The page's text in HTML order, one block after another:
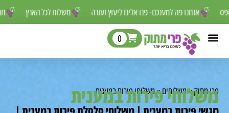
משלוח לכל הארץ אנחנו פה למענכם- פנו אלינו ליעוץ ועזרה לפספס
0
»משלוחים»משלוחי פירות במענית
פירות במענית